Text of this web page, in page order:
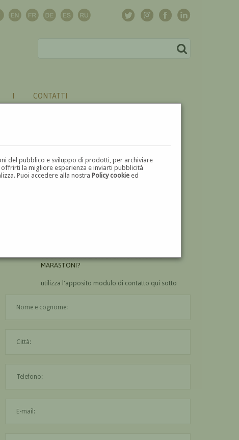
del pubblico e sviluppo di prodotti, per archiviare
la migliore esperienza e inviarti pubblicità
Puoi accedere alla nostraPolicy cookie ed
CONTATTI
VUOICOMPRAREUN'OPERA DI GIACOMO
MARASTONI?
utilizza l'apposito modulo di contatto qui sotto